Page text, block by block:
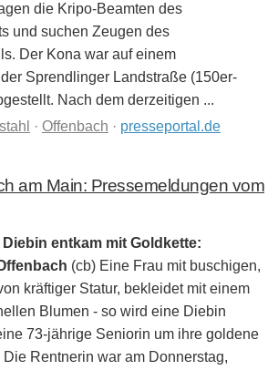
die Kripo-Beamten des
und suchen Zeugen des
Der Kona war auf einem
Sprendlinger Landstraße (150er-
Nach dem derzeitigen ...
· Offenbach · presseportal.de
am Main: Pressemeldungen vom
Diebin entkam mit Goldkette:
(cb) Eine Frau mit buschigen,
kräftiger Statur, bekleidet mit einem
Blumen - so wird eine Diebin
73-jährige Seniorin um ihre goldene
Die Rentnerin war am Donnerstag,